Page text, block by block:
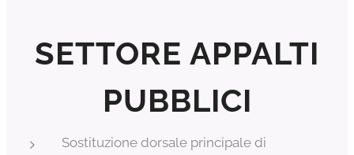
SETTORE APPALTI
PUBBLICI
Sostituzione dorsale principale di